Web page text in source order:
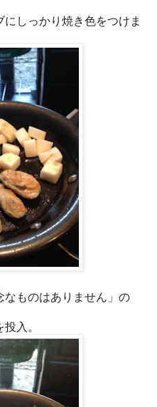
しっかり焼き色をつけま
なものはありません」の
入。